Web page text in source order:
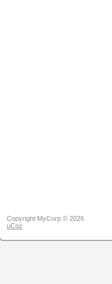
Copyright MyCorp © 2026
uCoz